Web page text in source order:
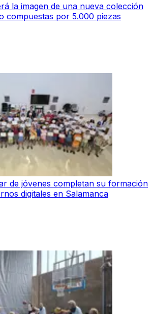
la imagen de una nueva colección
compuestas por 5.000 piezas
de jóvenes completan su formación
digitales en Salamanca